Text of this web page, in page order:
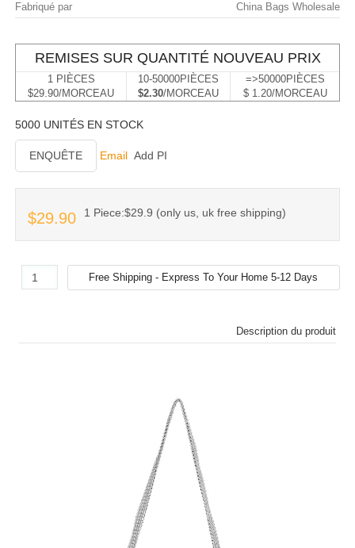
Fabriqué par China Bags Wholesale
REMISES SUR QUANTITÉ NOUVEAU PRIX
1 PIÈCES
$29.90/MORCEAU
10-50000PIÈCES
$2.30/MORCEAU
=>50000PIÈCES
$ 1.20/MORCEAU
5000 UNITÉS EN STOCK
ENQUÊTE Email Add PI
$29.90 1 Piece:$29.9 (only us, uk free shipping)
Description du produit